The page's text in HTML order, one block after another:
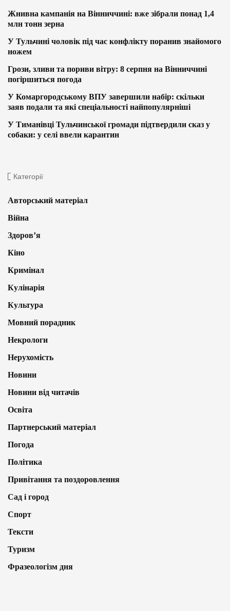
Жнивна кампанія на Вінниччині: вже зібрали понад 1,4
млн тонн зерна
У Тульчині чоловік під час конфлікту поранив знайомого
ножем
Грози, зливи та пориви вітру: 8 серпня на Вінниччині
погіршиться погода
У Комаргородському ВПУ завершили набір: скільки
заяв подали та які спеціальності найпопулярніші
У Тиманівці Тульчинської громади підтвердили сказ у
собаки: у селі ввели карантин
Категорії
Авторський матеріал
Війна
Здоров’я
Кіно
Кримінал
Кулінарія
Культура
Мовний порадник
Некрологи
Нерухомість
Новини
Новини від читачів
Освіта
Партнерський матеріал
Погода
Політика
Привітання та поздоровлення
Сад і город
Спорт
Тексти
Туризм
Фразеологізм дня